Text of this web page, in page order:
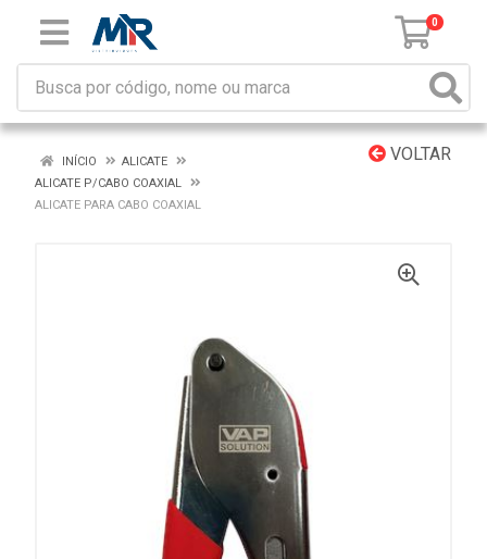
0
VOLTAR
INÍCIO
ALICATE
ALICATE P/CABO COAXIAL
ALICATE PARA CABO COAXIAL